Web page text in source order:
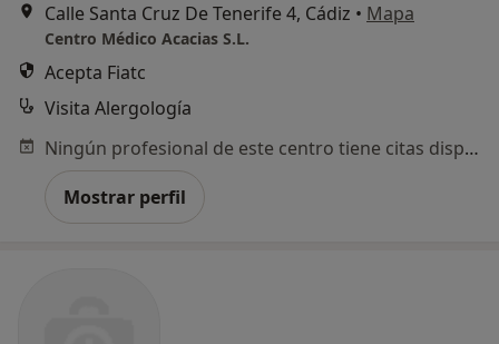
Calle Santa Cruz De Tenerife 4, Cádiz • Mapa
Centro Médico Acacias S.L.
Acepta Fiatc
Visita Alergología
Ningún profesional de este centro tiene citas disponibles
Mostrar perfil